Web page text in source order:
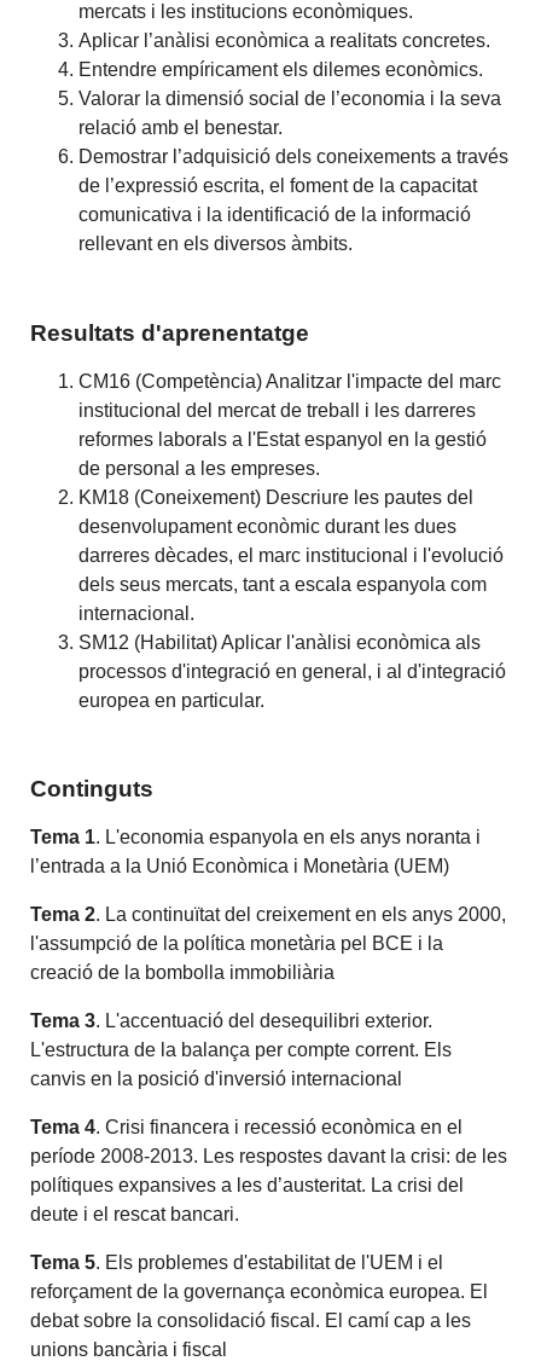
mercats i les institucions econòmiques.
Aplicar l’anàlisi econòmica a realitats concretes.
Entendre empíricament els dilemes econòmics.
Valorar la dimensió social de l’economia i la seva
relació amb el benestar.
Demostrar l’adquisició dels coneixements a través
de l’expressió escrita, el foment de la capacitat
comunicativa i la identificació de la informació
rellevant en els diversos àmbits.
Resultats d'aprenentatge
CM16 (Competència) Analitzar l'impacte del marc
institucional del mercat de treball i les darreres
reformes laborals a l'Estat espanyol en la gestió
de personal a les empreses.
KM18 (Coneixement) Descriure les pautes del
desenvolupament econòmic durant les dues
darreres dècades, el marc institucional i l'evolució
dels seus mercats, tant a escala espanyola com
internacional.
SM12 (Habilitat) Aplicar l'anàlisi econòmica als
processos d'integració en general, i al d'integració
europea en particular.
Continguts
Tema 1. L'economia espanyola en els anys noranta i
l’entrada a la Unió Econòmica i Monetària (UEM)
Tema 2. La continuïtat del creixement en els anys 2000,
l'assumpció de la política monetària pel BCE i la
creació de la bombolla immobiliària
Tema 3. L'accentuació del desequilibri exterior.
L'estructura de la balança per compte corrent. Els
canvis en la posició d'inversió internacional
Tema 4. Crisi financera i recessió econòmica en el
període 2008-2013. Les respostes davant la crisi: de les
polítiques expansives a les d’austeritat. La crisi del
deute i el rescat bancari.
Tema 5. Els problemes d'estabilitat de l'UEM i el
reforçament de la governança econòmica europea. El
debat sobre la consolidació fiscal. El camí cap a les
unions bancària i fiscal